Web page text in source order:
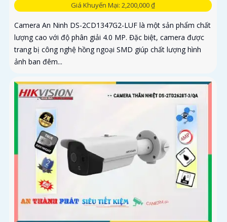
Giá Khuyến Mại: 2,200,000 ₫
Camera An Ninh DS-2CD1347G2-LUF là một sản phẩm chất
lượng cao với độ phân giải 4.0 MP. Đặc biệt, camera được
trang bị công nghệ hồng ngoại SMD giúp chất lượng hình
ảnh ban đêm...